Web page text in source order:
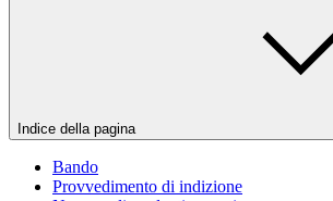
Indice della pagina
Bando
Provvedimento di indizione